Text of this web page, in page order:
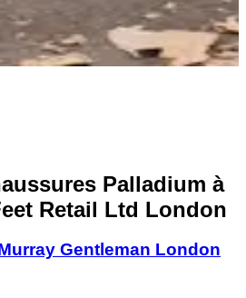
Palladium à
Retail Ltd London
Gentleman London